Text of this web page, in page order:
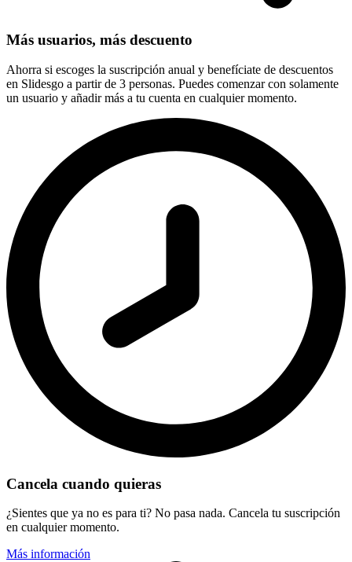
Más usuarios, más descuento
Ahorra si escoges la suscripción anual y benefíciate de descuentos
en Slidesgo a partir de 3 personas. Puedes comenzar con solamente
un usuario y añadir más a tu cuenta en cualquier momento.
Cancela cuando quieras
¿Sientes que ya no es para ti? No pasa nada. Cancela tu suscripción
en cualquier momento.
Más información